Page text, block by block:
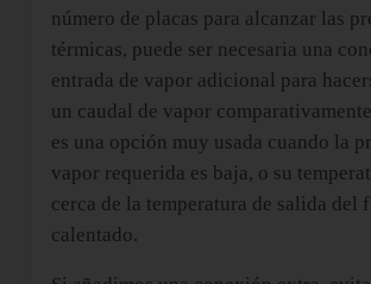
número de placas para alcanzar las
térmicas, puede ser necesaria una
entrada de vapor adicional para
un caudal de vapor
es una opción muy usada cuando la
vapor requerida es baja, o su
cerca de la temperatura de salida del
calentado.